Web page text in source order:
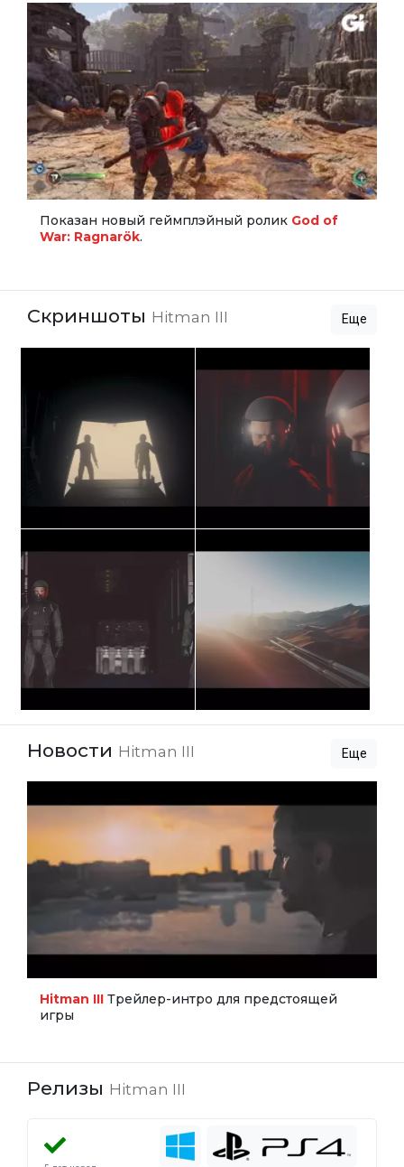
Показан новый геймплэйный ролик God of
War: Ragnarök.
Скриншоты Hitman III Еще
Новости Hitman III Еще
Hitman III Трейлер-интро для предстоящей
игры
Релизы Hitman III